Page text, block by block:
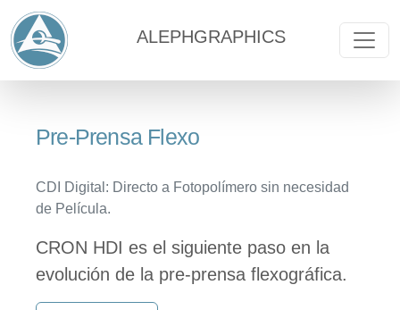
ALEPHGRAPHICS
Pre-Prensa Flexo
CDI Digital: Directo a Fotopolímero sin necesidad
de Película.
CRON HDI es el siguiente paso en la
evolución de la pre-prensa flexográfica.